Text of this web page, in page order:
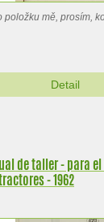
položku mě, prosím,
Detail
de taller - para
- 1962